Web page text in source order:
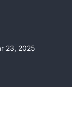
23, 2025